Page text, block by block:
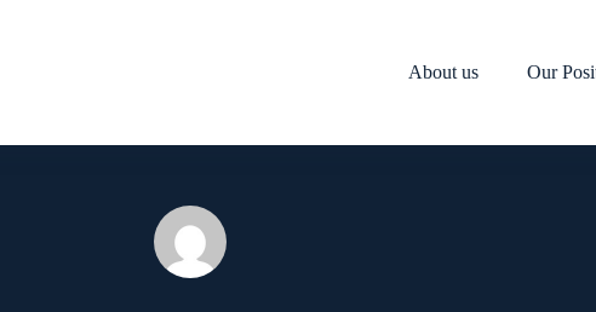
About us
Our